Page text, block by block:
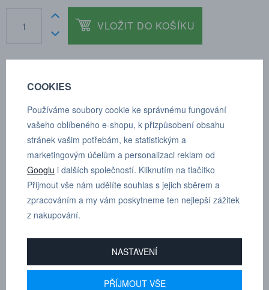
VLOŽIT DO KOŠÍKU
TECHNICKÉ ÚDAJE
3/2 ventil,* vstup - hadice, výstup - válcový závit s o-kroužkem A G
3/8” mm, P 6 mm
Dle tloušťky hadice
MARTIN
DRHOLEC
COOKIES
Používáme soubory cookie ke správnému fungování
vašeho oblíbeného e-shopu, k přizpůsobení obsahu
stránek vašim potřebám, ke statistickým a
marketingovým účelům a personalizaci reklam od
Googlu i dalších společností. Kliknutím na tlačítko
Přijmout vše nám udělíte souhlas s jejich sběrem a
zpracováním a my vám poskytneme ten nejlepší zážitek
z nakupování.
NASTAVENÍ
PŘÍJMOUT VŠE